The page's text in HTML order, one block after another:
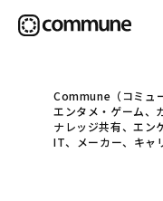
Communeに
Commune（コミュー
エンタメ・ゲーム、
ナレッジ共有、エン
IT、メーカー、キャ